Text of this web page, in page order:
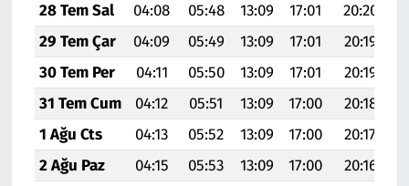
28 Tem Sal
04:08 05:48 13:09 17:01 20:20
29 Tem Çar
04:09 05:49 13:09 17:01 20:19
30 Tem Per
04:11 05:50 13:09 17:01 20:19
31 Tem Cum
04:12 05:51 13:09 17:00 20:18
1 Ağu Cts
04:13 05:52 13:09 17:00 20:17
2 Ağu Paz
04:15 05:53 13:09 17:00 20:16